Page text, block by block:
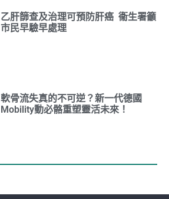
乙肝篩查及治理可預防肝癌 衞生署籲
市民早驗早處理
軟骨流失真的不可逆？新一代德國
Mobility動必骼重塑靈活未來！